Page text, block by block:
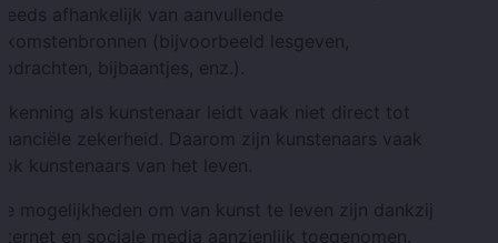
afhankelijk van aanvullende
(bijvoorbeeld lesgeven,
bijbaantjes, enz.).
als kunstenaar leidt vaak niet direct tot
zekerheid. Daarom zijn kunstenaars vaak
kunstenaars van het leven.
mogelijkheden om van kunst te leven zijn dankzij
en sociale media aanzienlijk toegenomen.